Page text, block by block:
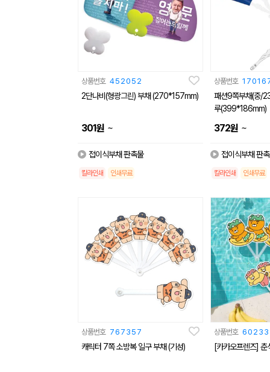
상품번호 452052
2단나비(형광그린) 부채 (270*157mm)
301원 ~
접이식부채 판촉물
칼라인쇄 인쇄무료
상품번호
패션9쪽부채(중/
루(399*186mm)
372원 ~
접이식부채 판
칼라인쇄 인쇄무료
상품번호 767357
캐릭터 7쪽 소방복 일구 부채 (기성)
상품번호
[카카오프렌즈]